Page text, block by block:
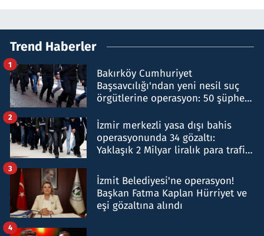
Trend Haberler
Bakırköy Cumhuriyet
Başsavcılığı'ndan yeni nesil suç
örgütlerine operasyon: 50 şüpheli
1
İzmir merkezli yasa dışı bahis
operasyonunda 34 gözaltı:
Yaklaşık 2 Milyar liralık para trafiği
2
İzmit Belediyesi'ne operasyon!
Başkan Fatma Kaplan Hürriyet ve
eşi gözaltına alındı
3
4